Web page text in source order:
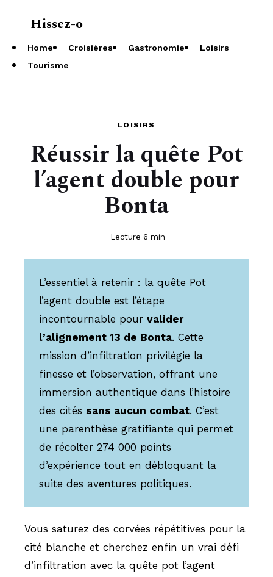
Hissez-o
Home Croisières Gastronomie
Loisirs
Tourisme
LOISIRS
Réussir la quête Pot
l’agent double pour
Bonta
Lecture 6 min
L’essentiel à retenir : la quête Pot
l’agent double est l’étape
incontournable pour valider
l’alignement 13 de Bonta. Cette
mission d’infiltration privilégie la
finesse et l’observation, offrant une
immersion authentique dans l’histoire
des cités sans aucun combat. C’est
une parenthèse gratifiante qui permet
de récolter 274 000 points
d’expérience tout en débloquant la
suite des aventures politiques.
Vous saturez des corvées répétitives pour la
cité blanche et cherchez enfin un vrai défi
d’infiltration avec la quête pot l’agent